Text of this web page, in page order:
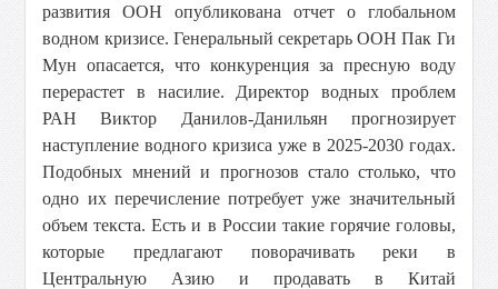
развития ООН опубликована отчет о глобальном
водном кризисе. Генеральный секретарь ООН Пак Ги
Мун опасается, что конкуренция за пресную воду
перерастет в насилие. Директор водных проблем
РАН Виктор Данилов-Данильян прогнозирует
наступление водного кризиса уже в 2025-2030 годах.
Подобных мнений и прогнозов стало столько, что
одно их перечисление потребует уже значительный
объем текста. Есть и в России такие горячие головы,
которые предлагают поворачивать реки в
Центральную Азию и продавать в Китай